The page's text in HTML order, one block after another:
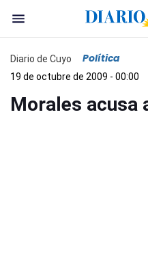
Diario de Cuyo Política
19 de octubre de 2009 - 00:00
Morales acusa